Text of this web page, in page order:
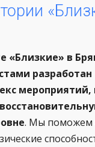
«Близкие» в
разработан
мероприятий,
. Мы поможем